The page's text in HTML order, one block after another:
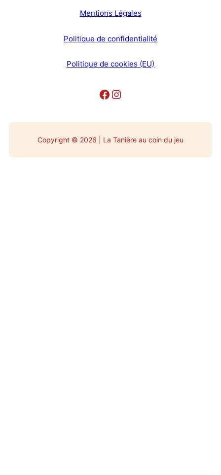
Mentions Légales
Politique de confidentialité
Politique de cookies (EU)
Facebook Instagram
Copyright © 2026 | La Tanière au coin du jeu